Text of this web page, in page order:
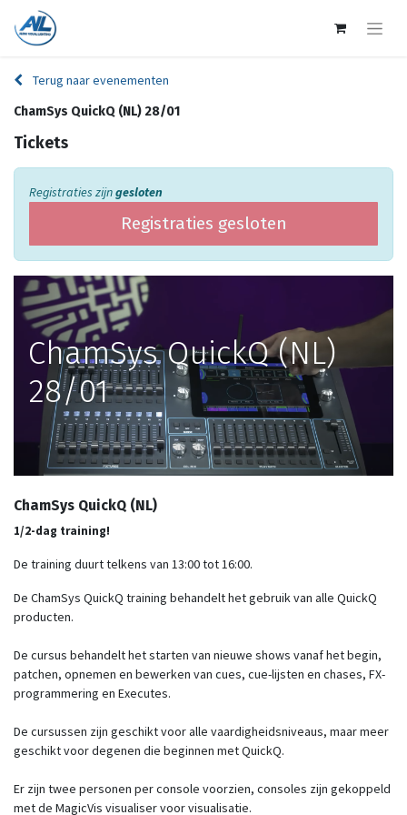
Terug naar evenementen
ChamSys QuickQ (NL) 28/01
Tickets
Registraties zijngesloten
Registraties gesloten
ChamSys QuickQ (NL)
28/01
ChamSys QuickQ (NL)
1/2-dag training!
De training duurt telkens van 13:00 tot 16:00.
De ChamSys QuickQ training behandelt het gebruik van alle QuickQ
producten.
De cursus behandelt het starten van nieuwe shows vanaf het begin,
patchen, opnemen en bewerken van cues, cue-lijsten en chases, FX-
programmering en Executes.
De cursussen zijn geschikt voor alle vaardigheidsniveaus, maar meer
geschikt voor degenen die beginnen met QuickQ.
Er zijn twee personen per console voorzien, consoles zijn gekoppeld
met de MagicVis visualiser voor visualisatie.